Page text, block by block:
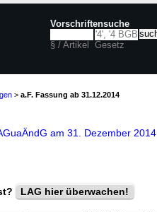
Vorschriftensuche
§ / Artikel Gesetz
> a.F. Fassung ab 31.12.2014
am 31. Dezember 2014
LAG hier überwachen!